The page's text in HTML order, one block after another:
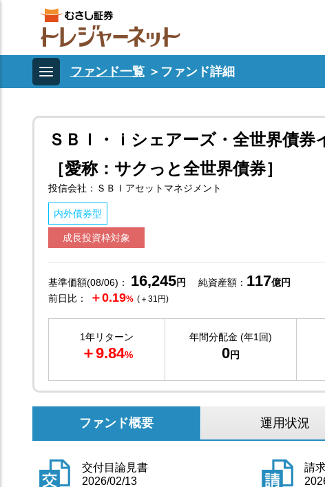
ファンド一覧 ＞ ファンド詳細
ＳＢＩ・ｉシェアーズ・全世界債
［愛称：サクっと全世界債券］
投信会社：ＳＢＩアセットマネジメント
内外債券型
成長投資枠対象
基準価額(08/06)： 16,245円 純資産額： 117億円
前日比：
＋0.19% (＋31円)
1年リターン
＋9.84%
年間分配金 (年1回)
0円
ファンド概要 運用状況
交付目論見書
2026/02/13
請